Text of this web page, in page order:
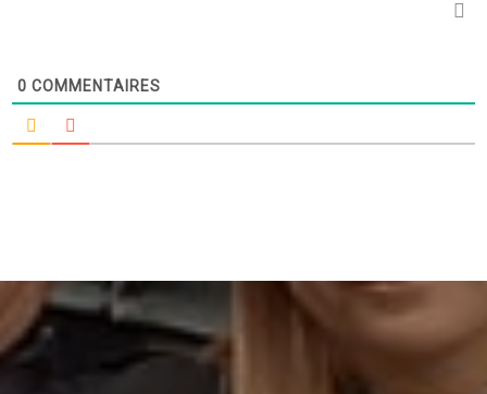
0 COMMENTAIRES